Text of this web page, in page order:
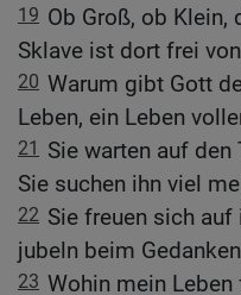
19 Ob Groß, ob
Sklave ist dort frei
20 Warum gibt Gott
Leben, ein Leben
21
Sie warten auf
Sie suchen ihn viel
22 Sie freuen sich
jubeln beim
23 Wohin mein